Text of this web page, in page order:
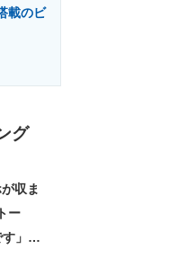
載のビ
グ
収ま
ー
」